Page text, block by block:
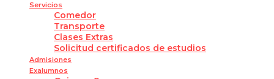
Servicios
Comedor
Transporte
Clases Extras
Solicitud certificados de estudios
Admisiones
Exalumnos